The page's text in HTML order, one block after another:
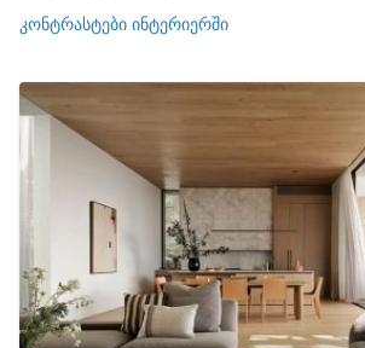
ი
კონტრასტები ინტერიერში